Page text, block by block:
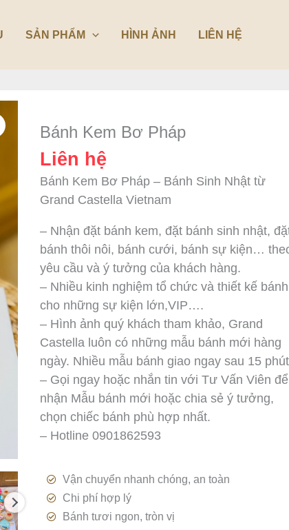
SẢN PHẨM HÌNH ẢNH LIÊN HỆ
Bánh Kem Bơ Pháp
Liên hệ
Bánh Kem Bơ Pháp – Bánh Sinh Nhật từ
Grand Castella Vietnam
– Nhận đặt bánh kem, đặt bánh sinh nhật,
bánh thôi nôi, bánh cưới, bánh sự kiện…
yêu cầu và ý tưởng của khách hàng.
– Nhiều kinh nghiệm tổ chức và thiết kế bánh
cho những sự kiện lớn,VIP….
– Hình ảnh quý khách tham khảo, Grand
Castella luôn có những mẫu bánh mới hàng
ngày. Nhiều mẫu bánh giao ngay sau 15
– Gọi ngay hoặc nhắn tin với Tư Vấn Viên để
nhận Mẫu bánh mới hoặc chia sẻ ý tưởng,
chọn chiếc bánh phù hợp nhất.
– Hotline 0901862593
Vận chuyển nhanh chóng, an toàn
Chi phí hợp lý
Bánh tươi ngon, tròn vị